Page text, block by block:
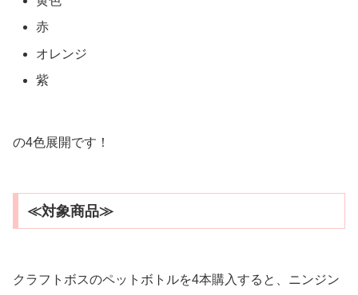
赤
オレンジ
紫
の4色展開です！
≪対象商品≫
クラフトボスのペットボトルを4本購入すると、ニンジン